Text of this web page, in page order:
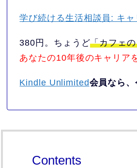
学び続ける生活相談員: キ
380円。 ちょうど「カフェ
あなたの10年後のキャリア
Kindle Unlimited会員なら、
Contents